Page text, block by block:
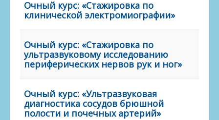
Очный курс: «Стажировка по
клинической электромиографии»
Очный курс: «Стажировка по
ультразвуковому исследованию
периферических нервов рук и ног»
Очный курс: «Ультразвуковая
диагностика сосудов брюшной
полости и почечных артерий»